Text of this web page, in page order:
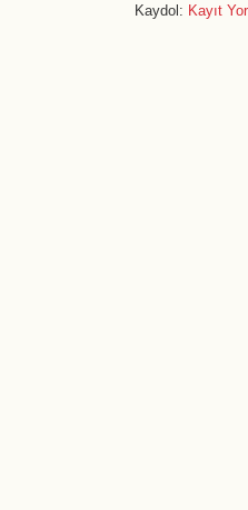
Kaydol: Kayıt